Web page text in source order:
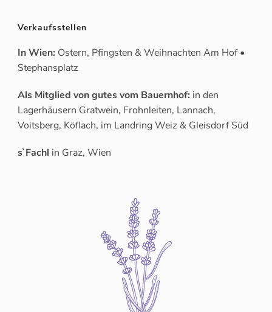
Verkaufsstellen
In Wien: Ostern, Pfingsten & Weihnachten Am Hof •
Stephansplatz
Als Mitglied von gutes vom Bauernhof: in den
Lagerhäusern Gratwein, Frohnleiten, Lannach,
Voitsberg, Köflach, im Landring Weiz & Gleisdorf Süd
s`Fachl in Graz, Wien